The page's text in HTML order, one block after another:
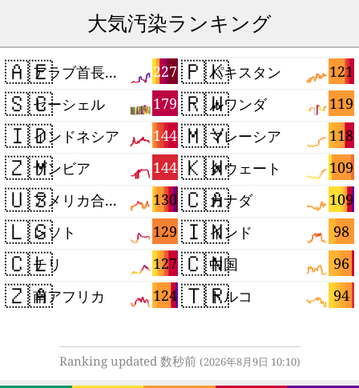
大気汚染ランキング
🇦🇪 227
アラブ首長国連邦
🇸🇨 179
セーシェル
🇮🇩 144
インドネシア
🇿🇲 144
ザンビア
🇺🇸 130
アメリカ合衆国
🇱🇸 129
レソト
🇨🇱 127
チリ
🇿🇦 124
南アフリカ
🇵🇰 121
パキスタン
🇷🇼 119
ルワンダ
🇲🇾 118
マレーシア
🇰🇼 109
クウェート
🇨🇦 109
カナダ
🇮🇳 98
インド
🇨🇳 96
中国
🇹🇷 94
トルコ
Ranking updated 数秒前 (2026年8月9日 10:10)